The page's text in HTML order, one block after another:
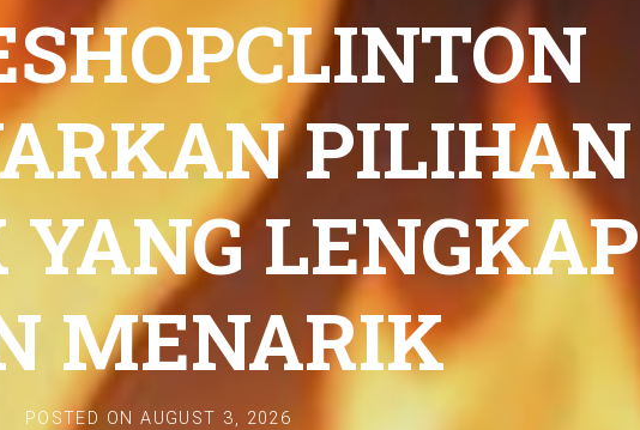
PILIHAN
YANG LENGKAP
MENARIK
POSTED ONAUGUST 3, 2026